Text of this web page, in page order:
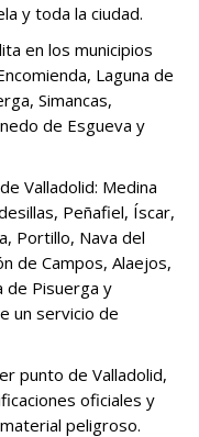
y toda la ciudad.
en los municipios
Laguna de
Simancas,
de Esgueva y
Valladolid: Medina
Peñafiel, Íscar,
Portillo, Nava del
de Campos, Alaejos,
de Pisuerga y
un servicio de
punto de Valladolid,
oficiales y
peligroso.